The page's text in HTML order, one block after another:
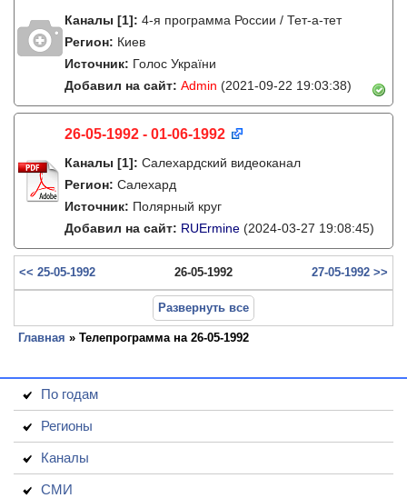
Каналы [1]: 4-я программа России / Тет-а-тет
Регион: Киев
Источник: Голос України
Добавил на сайт: Admin (2021-09-22 19:03:38)
26-05-1992 - 01-06-1992
Каналы [1]: Салехардский видеоканал
Регион: Салехард
Источник: Полярный круг
Добавил на сайт: RUErmine (2024-03-27 19:08:45)
<< 25-05-1992 26-05-1992 27-05-1992 >>
Развернуть все
Главная » Телепрограмма на 26-05-1992
По годам
Регионы
Каналы
СМИ